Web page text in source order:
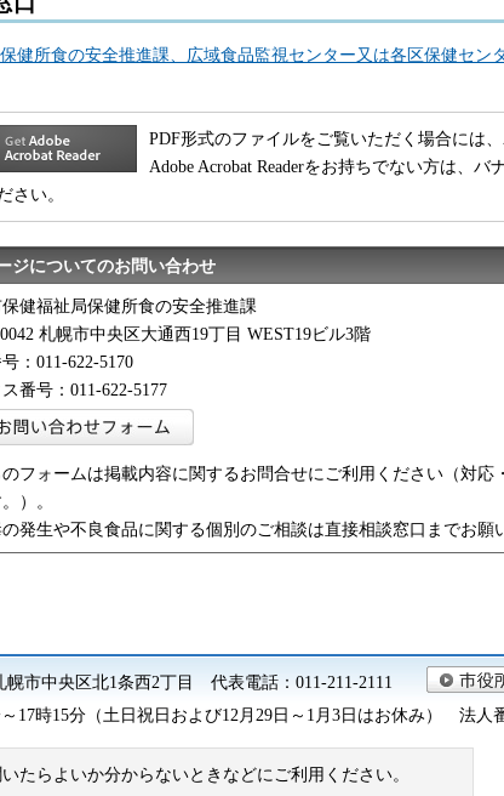
健所食の安全推進課、広域食品監視センター又は各区保健セン
PDF形式のファイルをご覧いただく場合には、
Adobe Acrobat Readerをお持ちでない方は、
さい。
ジについてのお問い合わせ
健福祉局保健所食の安全推進課
札幌市中央区大通西19丁目 WEST19ビル3階
：011-622-5170
番号：011-622-5177
のフォームは掲載内容に関するお問合せにご利用ください（対
）。
発生や不良食品に関する個別のご相談は直接相談窓口までお願
幌市中央区北1条西2丁目 代表電話：011-211-2111
17時15分（土日祝日および12月29日～1月3日はお休み） 法人
たらよいか分からないときなどにご利用ください。